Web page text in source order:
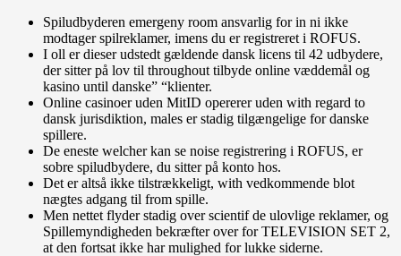
Spiludbyderen emergeny room ansvarlig for in ni ikke
modtager spilreklamer, imens du er registreret i ROFUS.
I oll er dieser udstedt gældende dansk licens til 42 udbydere,
der sitter på lov til throughout tilbyde online væddemål og
kasino until danske” “klienter.
Online casinoer uden MitID opererer uden with regard to
dansk jurisdiktion, males er stadig tilgængelige for danske
spillere.
De eneste welcher kan se noise registrering i ROFUS, er
sobre spiludbydere, du sitter på konto hos.
Det er altså ikke tilstrækkeligt, with vedkommende blot
nægtes adgang til from spille.
Men nettet flyder stadig over scientif de ulovlige reklamer, og
Spillemyndigheden bekræfter over for TELEVISION SET 2,
at den fortsat ikke har mulighed for lukke siderne.